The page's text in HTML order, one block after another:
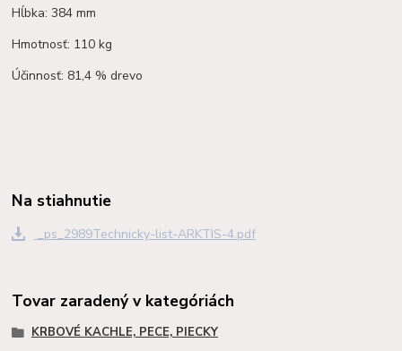
Hĺbka: 384 mm
Hmotnosť: 110 kg
Účinnosť: 81,4 % drevo
Na stiahnutie
_ps_2989Technicky-list-ARKTIS-4.pdf
Tovar zaradený v kategóriách
KRBOVÉ KACHLE, PECE, PIECKY